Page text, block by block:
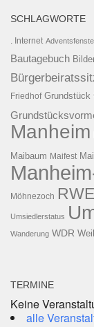
SCHLAGWORTE
. Internet
Bautagebuch
Friedhof Grundstück
Manheim
Maibaum Maifest
Möhnezoch RWE
Umsiedlerstatus
Wanderung WDR
TERMINE
Keine
alle